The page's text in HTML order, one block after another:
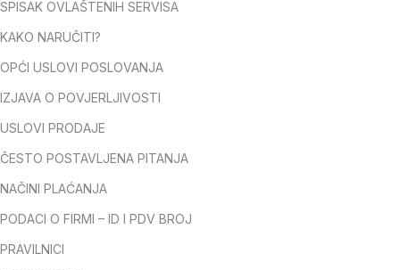
SPISAK OVLAŠTENIH SERVISA
KAKO NARUČITI?
OPĆI USLOVI POSLOVANJA
IZJAVA O POVJERLJIVOSTI
USLOVI PRODAJE
ČESTO POSTAVLJENA PITANJA
NAČINI PLAĆANJA
PODACI O FIRMI – ID I PDV BROJ
PRAVILNICI